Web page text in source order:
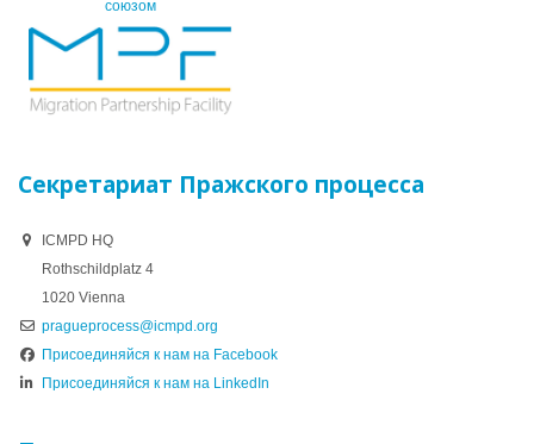
союзом
Секретариат Пражского процесса
ICMPD HQ
Rothschildplatz 4
1020 Vienna
pragueprocess@icmpd.org
Присоединяйся к нам на Facebook
Присоединяйся к нам на LinkedIn